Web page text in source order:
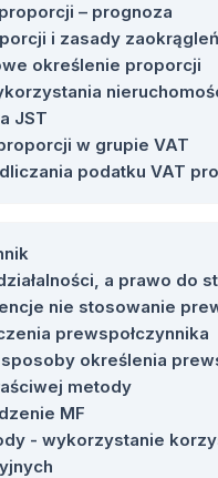
– prognoza
i zasady zaokrągleń
określenie proporcji
JST
w grupie VAT
podatku VAT
a prawo do
nie stosowanie
prewspołczynnika
określenia
metody
MF
- wykorzystanie